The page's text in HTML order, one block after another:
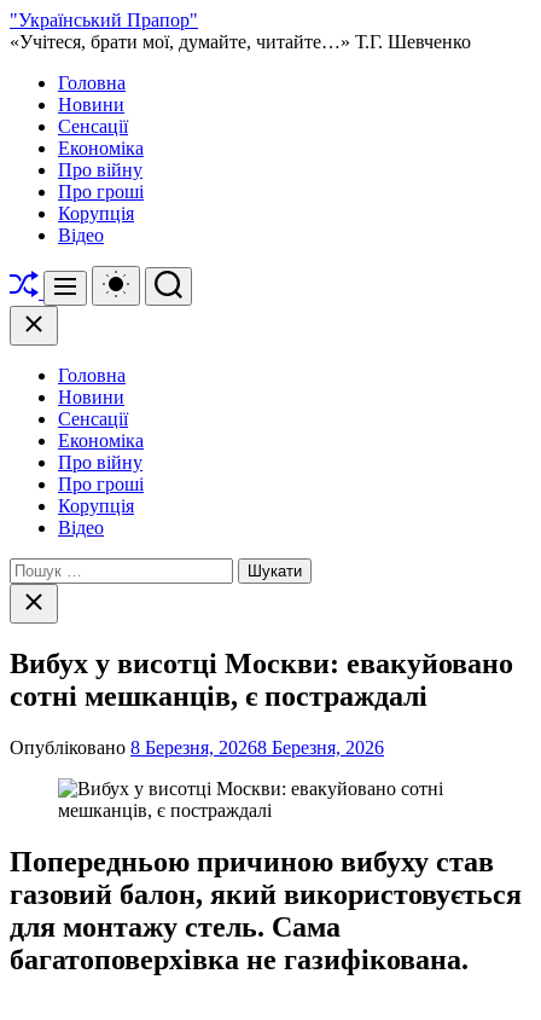
Перейти
до
"Український Прапор"
«Учітеся, брати мої, думайте, читайте…» Т.Г. Шевченко
Головна
Новини
Сенсації
Економіка
Про війну
Про гроші
Корупція
Відео
Перетасувати
Меню
Перемикач
кольорового
Пошук
Закрити
Головна
Новини
Сенсації
Економіка
Про війну
Про гроші
Корупція
Відео
Пошук:
Закрити
пошук
Вибух у висотці Москви: евакуйовано
сотні мешканців, є постраждалі
Опубліковано 8 Березня, 20268 Березня, 2026
Попередньою причиною вибуху став
газовий балон, який використовується
для монтажу стель. Сама
багатоповерхівка не газифікована.